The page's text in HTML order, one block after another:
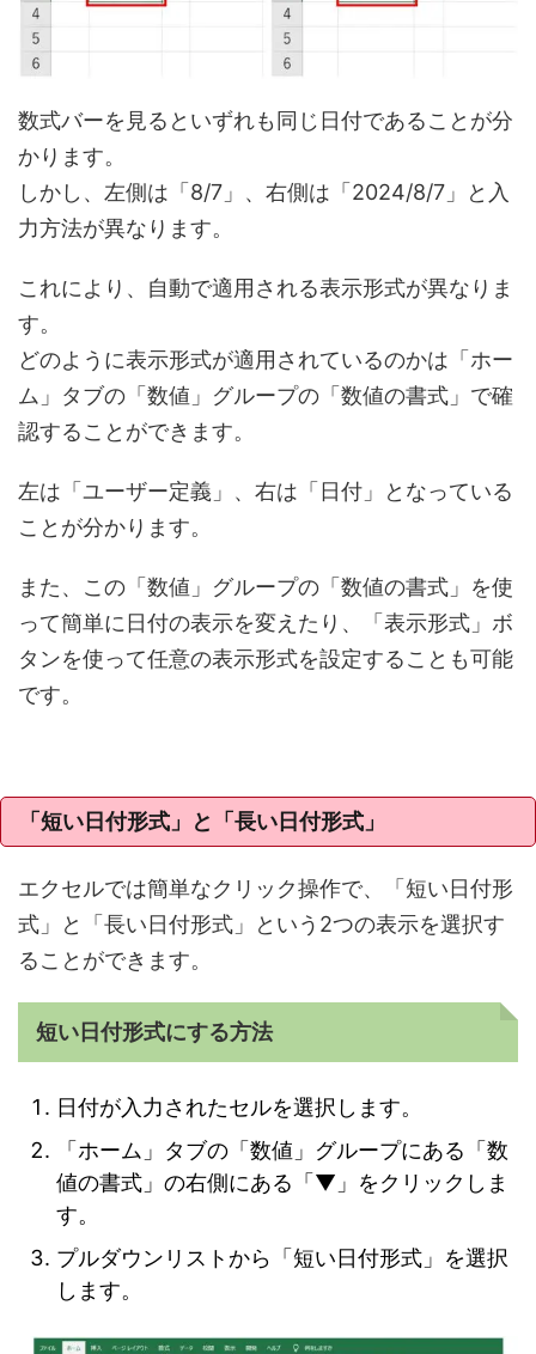
数式バーを見るといずれも同じ日付であることが分
かります。
しかし、左側は「8/7」、右側は「2024/8/7」と入
力方法が異なります。
これにより、自動で適用される表示形式が異なりま
す。
どのように表示形式が適用されているのかは「ホー
ム」タブの「数値」グループの「数値の書式」で確
認することができます。
左は「ユーザー定義」、右は「日付」となっている
ことが分かります。
また、この「数値」グループの「数値の書式」を使
って簡単に日付の表示を変えたり、「表示形式」ボ
タンを使って任意の表示形式を設定することも可能
です。
「短い日付形式」と「長い日付形式」
エクセルでは簡単なクリック操作で、「短い日付形
式」と「長い日付形式」という2つの表示を選択す
ることができます。
短い日付形式にする方法
日付が入力されたセルを選択します。
「ホーム」タブの「数値」グループにある「数
値の書式」の右側にある「▼」をクリックしま
す。
プルダウンリストから「短い日付形式」を選択
します。